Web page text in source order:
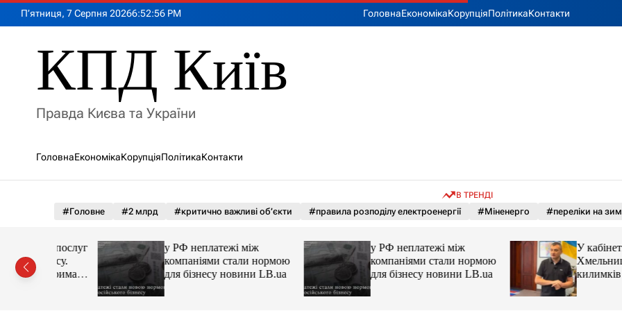
П’ятниця, 7 Серпня 20266:52:57 PM ГоловнаЕкономікаКорупціяПолітикаКонтакти
КПД Київ
Правда Києва та України
ГоловнаЕкономікаКорупціяПолітикаКонтакти
В ТРЕНДІ
#Головне #2 млрд #критично важливі об’єкти #правила розподілу електроенергії #Міненерго #переліки на
у РФ неплатежі між
компаніями стали нормою
для бізнесу новини LB.ua
у РФ неплатежі між
компаніями стали нормою
для бізнесу новини LB.ua
У кабінеті мера
Хмельницького
килимків лежать
прапори (відео)